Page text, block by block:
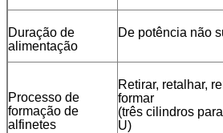
Duração de
alimentação
De potência não
Processo de
formação de
alfinetes
Retirar, retalhar,
formar
(três cilindros
U)